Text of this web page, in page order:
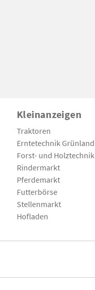
Kleinanzeigen
Traktoren
Erntetechnik Grünland
Forst- und Holztechnik
Rindermarkt
Pferdemarkt
Futterbörse
Stellenmarkt
Hofladen